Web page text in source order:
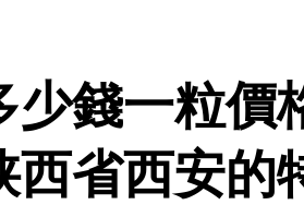
少錢一粒價
西省西安的